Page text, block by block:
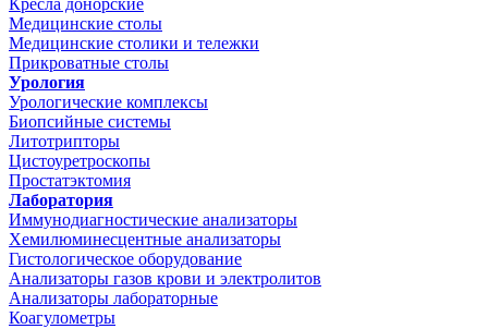
Кресла донорские
Медицинские столы
Медицинские столики и тележки
Прикроватные столы
Урология
Урологические комплексы
Биопсийные системы
Литотрипторы
Цистоуретроскопы
Простатэктомия
Лаборатория
Иммунодиагностические анализаторы
Хемилюминесцентные анализаторы
Гистологическое оборудование
Анализаторы газов крови и электролитов
Анализаторы лабораторные
Коагулометры